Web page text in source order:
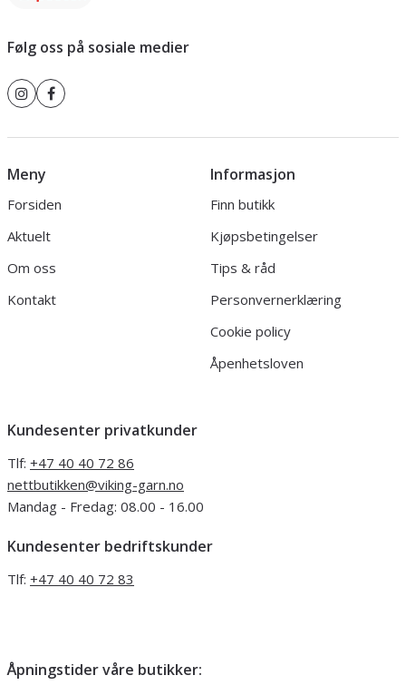
Følg oss på sosiale medier
Meny
Forsiden
Aktuelt
Om oss
Kontakt
Informasjon
Finn butikk
Kjøpsbetingelser
Tips & råd
Personvernerklæring
Cookie policy
Åpenhetsloven
Kundesenter privatkunder
Tlf: +47 40 40 72 86
nettbutikken@viking-garn.no
Mandag - Fredag: 08.00 - 16.00
Kundesenter bedriftskunder
Tlf: +47 40 40 72 83
Åpningstider våre butikker: